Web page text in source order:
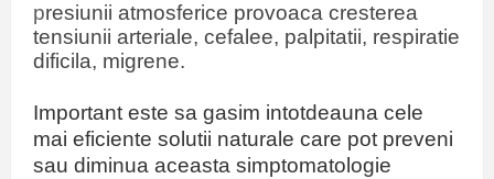
presiunii atmosferice provoaca cresterea
tensiunii arteriale, cefalee, palpitatii, respiratie
dificila, migrene.
Important este sa gasim intotdeauna cele
mai eficiente solutii naturale care pot preveni
sau diminua aceasta simptomatologie